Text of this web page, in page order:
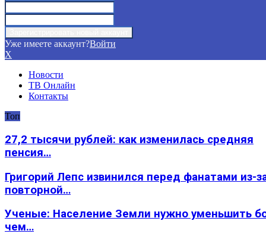
Уже имеете аккаунт?Войти
X
Новости
ТВ Онлайн
Контакты
Топ
27,2 тысячи рублей: как изменилась средняя
пенсия…
Григорий Лепс извинился перед фанатами из-
повторной…
Ученые: Население Земли нужно уменьшить
чем…